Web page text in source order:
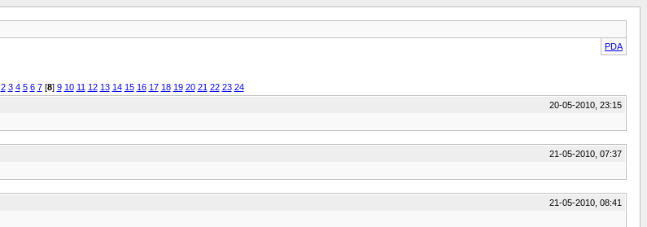
PDA
2 3 4 5 6 7[8] 9 10 11 12 13 14 15 16 17 18 19 20 21 22 23 24
20-05-2010, 23:15
21-05-2010, 07:37
21-05-2010, 08:41